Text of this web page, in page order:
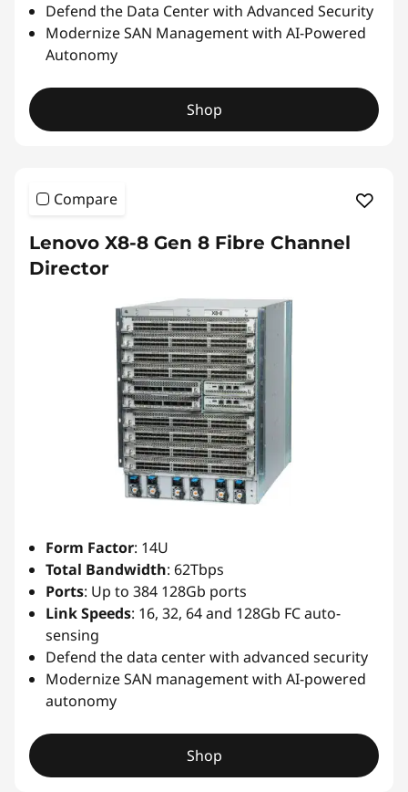
Defend the Data Center with Advanced Security
Modernize SAN Management with AI-Powered
Autonomy
Shop
Compare
Lenovo X8-8 Gen 8 Fibre Channel
Director
Form Factor: 14U
Total Bandwidth: 62Tbps
Ports: Up to 384 128Gb ports
Link Speeds: 16, 32, 64 and 128Gb FC auto-
sensing
Defend the data center with advanced security
Modernize SAN management with AI-powered
autonomy
Shop